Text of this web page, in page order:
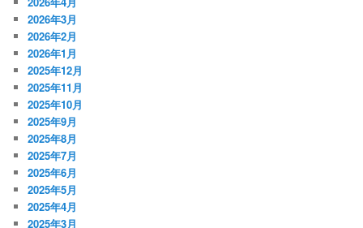
2026年3月
2026年2月
2026年1月
2025年12月
2025年11月
2025年10月
2025年9月
2025年8月
2025年7月
2025年6月
2025年5月
2025年4月
2025年3月